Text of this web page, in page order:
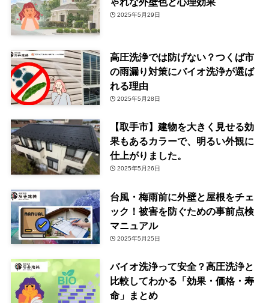
2025年5月29日
高圧洗浄では防げない？つくば市
の雨漏り対策にバイオ洗浄が選ば
れる理由
2025年5月28日
【取手市】建物を大きく見せる効
果もあるカラーで、明るい外観に
仕上がりました。
2025年5月26日
台風・梅雨前に外壁と屋根をチェ
ック！被害を防ぐための事前点検
マニュアル
2025年5月25日
バイオ洗浄って安全？高圧洗浄と
比較してわかる「効果・価格・寿
命」まとめ